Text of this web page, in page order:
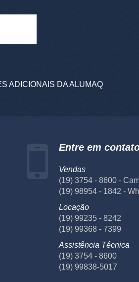
ADICIONAIS DA ALUMAQ
Entre em
Vendas
(19) 3754 - 8600 -
(19) 98954 - 1842 -
Locação
(19) 99235 - 8242
(19) 99368 - 7399
Assistência Técnica
(19) 3754 - 8600
(19) 99838-5017